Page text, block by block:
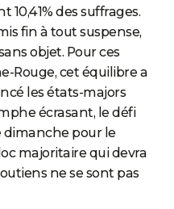
10,41% des suffrages.
fin à tout suspense,
objet. Pour ces
Rouge, cet équilibre a
les états-majors
écrasant, le défi
dimanche pour le
majoritaire qui devra
ne se sont pas